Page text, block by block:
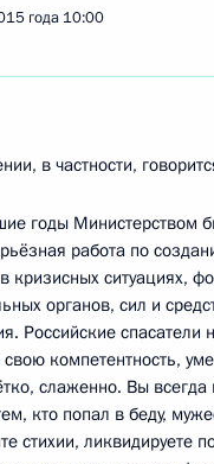
года 10:00
в частности,
годы Министерством
работа по
кризисных ситуациях,
органов, сил и
Российские спасатели
компетентность,
слаженно. Вы
кто попал в беду,
стихии, ликвидируете